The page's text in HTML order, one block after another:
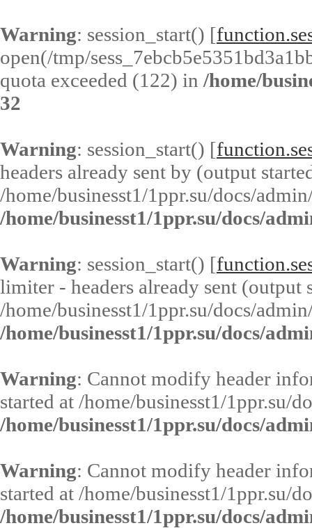
Warning: session_start() [
open(/tmp/
quota exceeded (122) in /home/
32
Warning: session_start() [
headers already sent by (output
/home/businesst1/1ppr.su/docs/
/home/businesst1/1ppr.su/docs/
Warning: session_start() [
limiter - headers already sent (output
/home/businesst1/1ppr.su/docs/
/home/businesst1/1ppr.su/docs/
Warning: Cannot modify header
started at /home/businesst1/1ppr.su/
/home/businesst1/1ppr.su/docs/
Warning: Cannot modify header
started at /home/businesst1/1ppr.su/
/home/businesst1/1ppr.su/docs/